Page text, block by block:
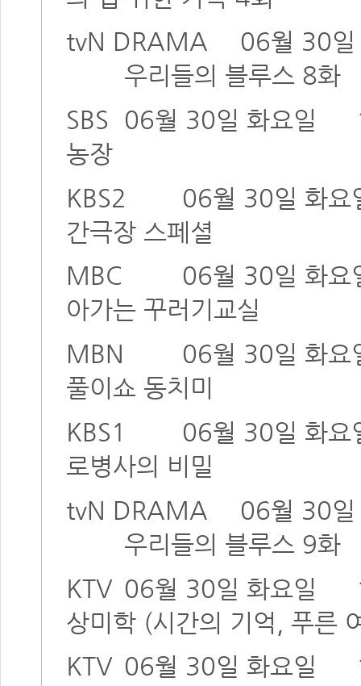
tvN DRAMA
06월 30일
우리들의 블루스 8화
SBS
06월 30일 화요일
농장
KBS2
06월 30일 화요
간극장 스페셜
MBC
06월 30일 화요
아가는 꾸러기교실
MBN
06월 30일 화요
풀이쇼 동치미
KBS1
06월 30일 화요
로병사의 비밀
tvN DRAMA
06월 30일
우리들의 블루스 9화
KTV 06월 30일 화요일
상미학 (시간의 기억, 푸른
KTV 06월 30일 화요일